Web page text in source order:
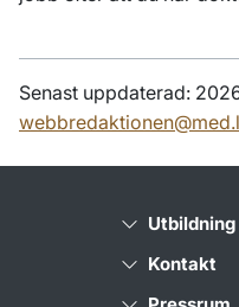
Senast uppdaterad:
Utbildning
Kontakt